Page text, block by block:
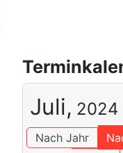
Juli, 2024
Nach Jahr